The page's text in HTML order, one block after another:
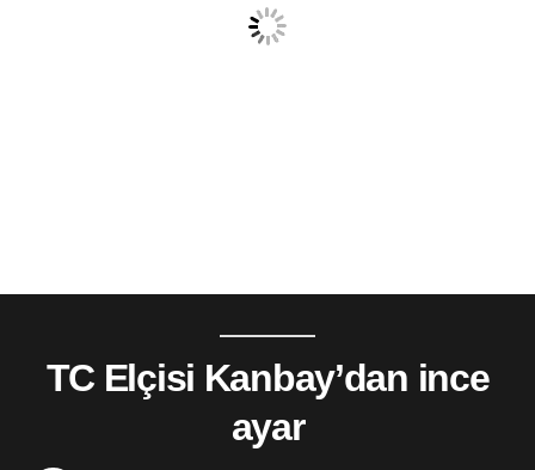
TC Elçisi Kanbay’dan ince
ayar